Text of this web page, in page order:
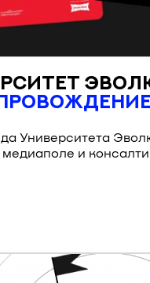
Университета
и